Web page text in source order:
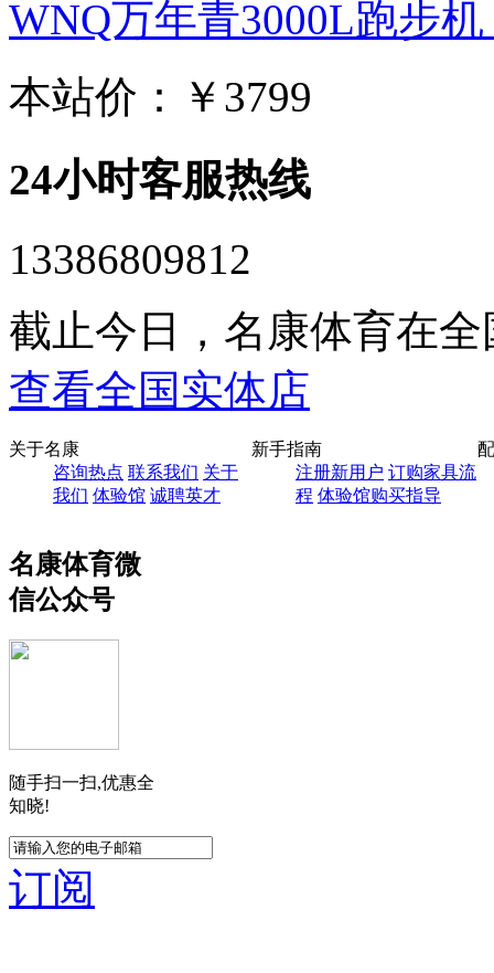
WNQ万年青3000L跑步
本站价：
￥3799
24小时客服热线
13386809812
截止今日，名康体育在
查看全国实体店
关于名康
咨询热点 联系我们 关于
我们 体验馆 诚聘英才
新手指南
注册新用户 订购家具流
程 体验馆购买指导
名康体育微
信公众号
随手扫一扫,优惠全
知晓!
订阅